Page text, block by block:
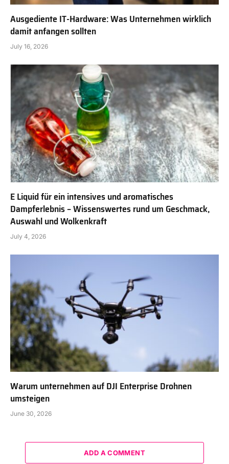
Ausgediente IT-Hardware: Was Unternehmen wirklich
damit anfangen sollten
July 16, 2026
E Liquid für ein intensives und aromatisches
Dampferlebnis – Wissenswertes rund um Geschmack,
Auswahl und Wolkenkraft
July 4, 2026
Warum unternehmen auf DJI Enterprise Drohnen
umsteigen
June 30, 2026
ADD A COMMENT